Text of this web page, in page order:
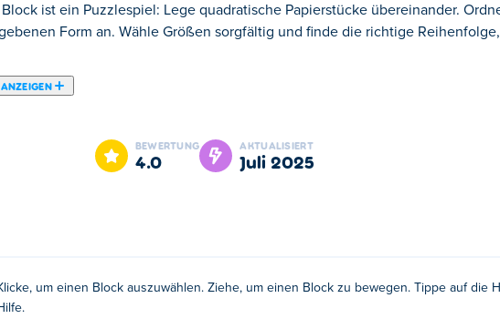
Block ist ein Puzzlespiel: Lege quadratische Papierstücke übereinander.
Form an. Wähle Größen sorgfältig und finde die richtige
da Sie zum Lösen der Rätsel Blöcke verschiedener Formen an
Formen zu bilden. Sie kommen nicht weiter? Tippen Sie einfach auf die
Rätseln alle lösen und die Kunst des Blockpuzzelns meistern?
BEWERTUNG
4.0
AKTUALISIERT
Juli 2025
um einen Block auszuwählen. Ziehe, um einen Block zu bewegen. Tippe auf die